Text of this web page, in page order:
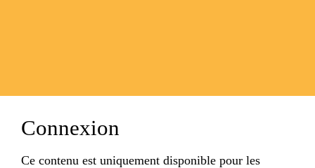
Connexion
Ce contenu est uniquement disponible pour les